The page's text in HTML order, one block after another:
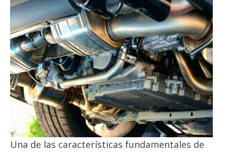
Una de las características fundamentales de